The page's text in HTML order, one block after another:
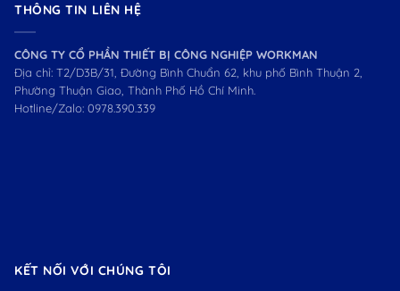
THÔNG TIN LIÊN HỆ
CÔNG TY CỔ PHẦN THIẾT BỊ CÔNG NGHIỆP WORKMAN
Địa chỉ: T2/D3B/31, Đường Bình Chuẩn 62, khu phố Bình Thuận 2,
Phường Thuận Giao, Thành Phố Hồ Chí Minh.
Hotline/Zalo: 0978.390.339
KẾT NỐI VỚI CHÚNG TÔI